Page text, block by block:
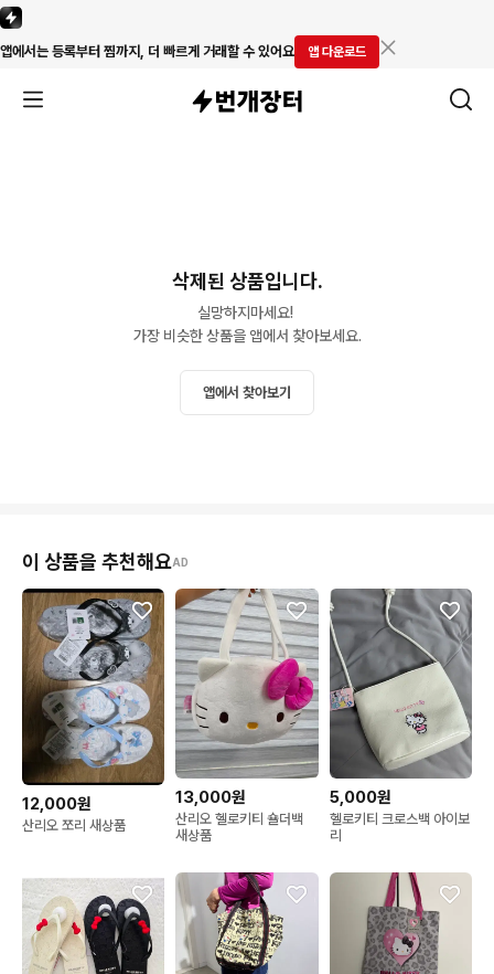
앱에서는 등록부터 찜까지, 더 빠르게 거래할 수 있어요 앱 다운로드
삭제된 상품입니다.
실망하지마세요!
가장 비슷한 상품을 앱에서 찾아보세요.
앱에서 찾아보기
이 상품을 추천해요AD
12,000원
산리오 쪼리 새상품
13,000원
산리오 헬로키티 숄더백
새상품
5,000원
헬로키티 크로스백 아이보
리